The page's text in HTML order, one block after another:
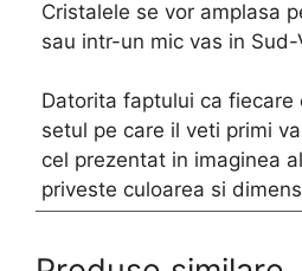
Cristalele se vor amplasa
sau intr-un mic vas in
Datorita faptului ca fiecare
setul pe care il veti primi
cel prezentat in imaginea
priveste culoarea si